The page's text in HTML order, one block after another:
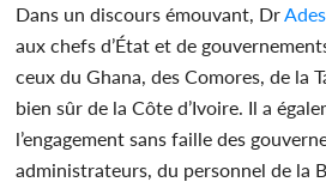
Dans un discours émouvant, Dr
aux chefs d’État et de
ceux du Ghana, des Comores, de la
bien sûr de la Côte d’Ivoire. Il a
l’engagement sans faille des
administrateurs, du personnel de la